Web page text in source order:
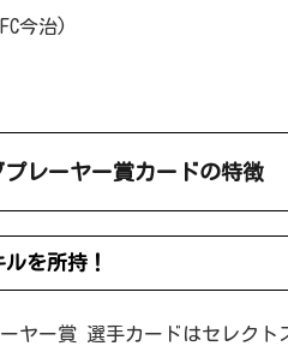
今治)
プレーヤー賞カードの特徴
を所持！
ヤー賞 選手カードはセレクト